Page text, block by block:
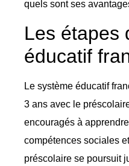
quels sont ses
Les étapes
éducatif
Le système éducatif
3 ans avec le
encouragés à
compétences sociales
préscolaire se poursuit